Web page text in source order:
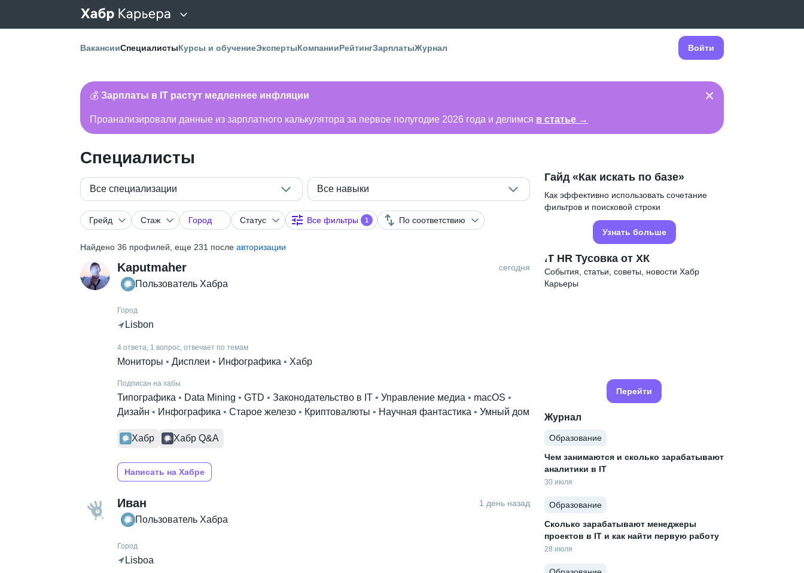
ВакансииСпециалистыКурсы и обучениеЭкспертыКомпанииРейтингЗарплатыЖурнал Войти
💰 Зарплаты в IT растут медленнее инфляции
Проанализировали данные из зарплатного калькулятора за первое полугодие 2026 года и делимся в статье →
Специалисты
Все специализации Все навыки
Грейд Стаж Город Статус Все фильтры 1 По соответствию
Найдено 36 профилей, еще 231 после авторизации
Kaputmaher сегодня
Пользователь Хабра
Город
Lisbon
4 ответа, 1 вопрос, отвечает по темам
Мониторы • Дисплеи • Инфографика • Хабр
Подписан на хабы
Типографика • Data Mining • GTD • Законодательство в IT • Управление медиа • macOS
Дизайн • Инфографика • Старое железо • Криптовалюты • Научная фантастика • Умный дом
Хабр Хабр Q&A
Написать на Хабре
Иван 1 день назад
Пользователь Хабра
Город
Lisboa
Гайд «Как искать по базе»
Как эффективно использовать сочетание
фильтров и поисковой строки
Узнать больше
IT HR Тусовка от ХК
События, статьи, советы, новости Хабр
Карьеры
Перейти
Журнал
Образование
Чем занимаются и сколько зарабатывают
аналитики в IT
30 июля
Образование
Сколько зарабатывают менеджеры
проектов в IT и как найти первую работу
28 июля